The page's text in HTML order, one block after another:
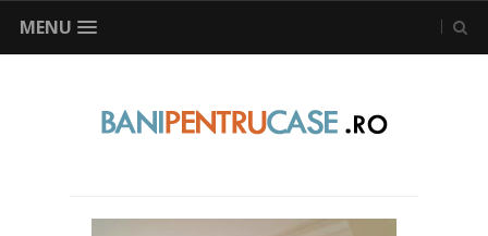
MENU